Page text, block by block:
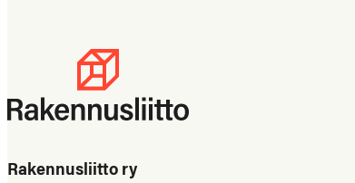
Rakennusliitto ry